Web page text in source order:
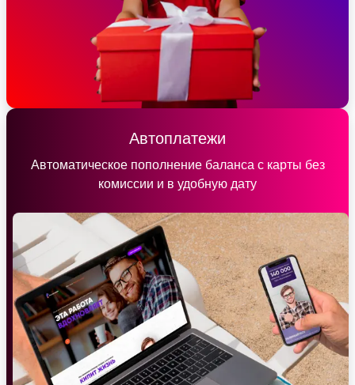
Автоплатежи
Автоматическое пополнение баланса с карты без
комиссии и в удобную дату